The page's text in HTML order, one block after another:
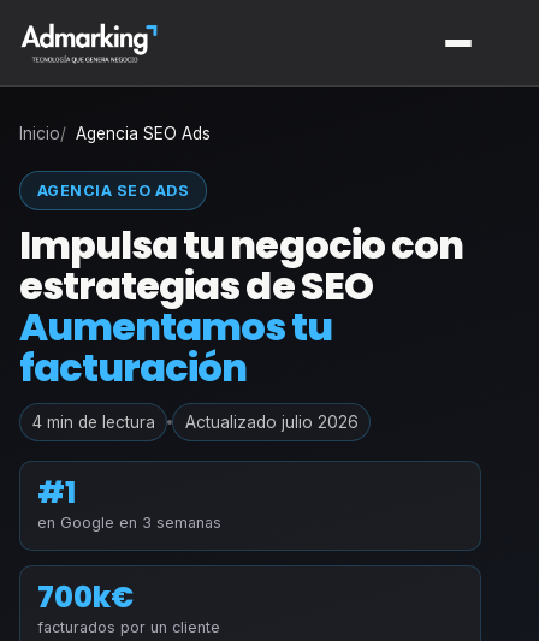
Inicio Agencia SEO Ads
AGENCIA SEO ADS
Impulsa tu negocio con
estrategias de SEO
Aumentamos tu
facturación
4 min de lectura Actualizado julio 2026
#1
en Google en 3 semanas
700k€
facturados por un cliente